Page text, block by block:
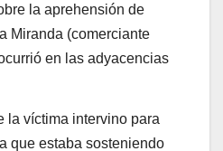
la aprehensión de
Miranda (comerciante
en las adyacencias
la víctima intervino para
que estaba sosteniendo